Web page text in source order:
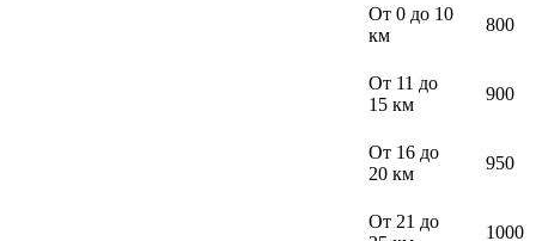
От 0 до 10
км
800
От 11 до
15 км
900
От 16 до
20 км
950
От 21 до
1000